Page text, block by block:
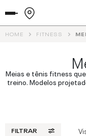
HOME FITNESS
Meias e tênis fitness
treino. Modelos
FILTRAR